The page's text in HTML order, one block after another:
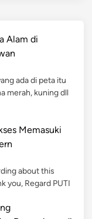
Alam di
ada di peta itu
merah, kuning dll
Memasuki
about this
you, Regard PUTI